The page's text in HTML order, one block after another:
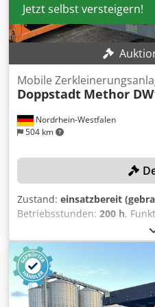
Jetzt selbst versteigern!
Nordrhein-Westfalen
504 km
Mobile
Doppstadt Methor
Zustand: einsatzbereit
Betriebsstunden: 200 h,
, Maschinen-/
Kraftstofftankvolumen:300 l,
Nur 200 Betriebsstunden!
Fahrwerkskette: 400 mm mit
Zerkleinerungssystem: Größe
DETAILS Dsdpfjzcd Aaex